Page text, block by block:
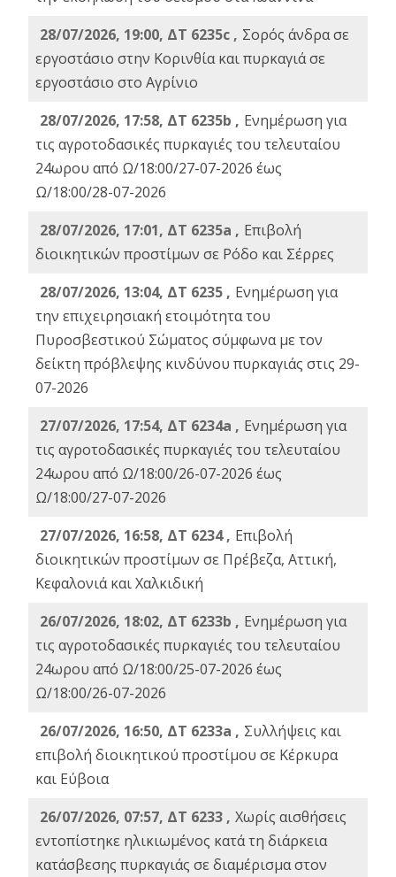
28/07/2026, 19:00, ΔΤ 6235c , Σορός άνδρα σε
εργοστάσιο στην Κορινθία και πυρκαγιά σε
εργοστάσιο στο Αγρίνιο
28/07/2026, 17:58, ΔΤ 6235b , Ενημέρωση για
τις αγροτοδασικές πυρκαγιές του τελευταίου
24ωρου από Ω/18:00/27-07-2026 έως
Ω/18:00/28-07-2026
28/07/2026, 17:01, ΔΤ 6235a , Eπιβολή
διοικητικών προστίμων σε Ρόδο και Σέρρες
28/07/2026, 13:04, ΔΤ 6235 , Ενημέρωση για
την επιχειρησιακή ετοιμότητα του
Πυροσβεστικού Σώματος σύμφωνα με τον
δείκτη πρόβλεψης κινδύνου πυρκαγιάς στις 29-
07-2026
27/07/2026, 17:54, ΔΤ 6234a , Ενημέρωση για
τις αγροτοδασικές πυρκαγιές του τελευταίου
24ωρου από Ω/18:00/26-07-2026 έως
Ω/18:00/27-07-2026
27/07/2026, 16:58, ΔΤ 6234 , Eπιβολή
διοικητικών προστίμων σε Πρέβεζα, Αττική,
Κεφαλονιά και Χαλκιδική
26/07/2026, 18:02, ΔΤ 6233b , Ενημέρωση για
τις αγροτοδασικές πυρκαγιές του τελευταίου
24ωρου από Ω/18:00/25-07-2026 έως
Ω/18:00/26-07-2026
26/07/2026, 16:50, ΔΤ 6233a , Συλλήψεις και
επιβολή διοικητικού προστίμου σε Κέρκυρα
και Εύβοια
26/07/2026, 07:57, ΔΤ 6233 , Χωρίς αισθήσεις
εντοπίστηκε ηλικιωμένος κατά τη διάρκεια
κατάσβεσης πυρκαγιάς σε διαμέρισμα στον